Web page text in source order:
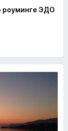
роуминге ЭДО